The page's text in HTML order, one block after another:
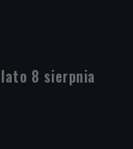
8 sierpnia